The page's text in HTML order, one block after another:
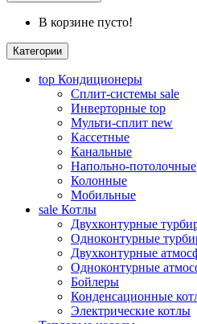
В корзине пусто!
Категории
top Кондиционеры
Сплит-системы sale
Инверторные top
Мульти-сплит new
Кассетные
Канальные
Напольно-потолочные
Колонные
Мобильные
sale Котлы
Двухконтурные
Одноконтурные
Двухконтурные
Одноконтурные
Бойлеры
Конденсационные
Электрические котлы